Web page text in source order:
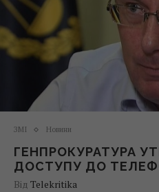
ЗМІ Новини
ГЕНПРОКУРАТУРА
ДОСТУПУ ДО
Від Telekritika